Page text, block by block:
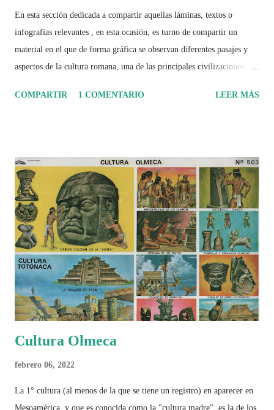
En esta sección dedicada a compartir aquellas láminas, textos o
infografías relevantes , en esta ocasión, es turno de compartir un
material en el que de forma gráfica se observan diferentes pasajes y
aspectos de la cultura romana, una de las principales civilizaciones que
COMPARTIR
1 COMENTARIO LEER MÁS
Cultura Olmeca
febrero 06, 2022
La 1° cultura (al menos de la que se tiene un registro) en aparecer en
Mesoamérica, y que es conocida como la "cultura madre", es la de los